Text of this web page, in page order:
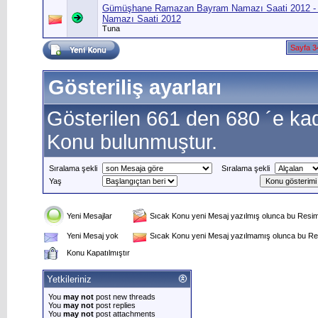
Gümüşhane Ramazan Bayram Namazı Saati 2012
Namazı Saati 2012
Tuna
Sayfa
Gösteriliş ayarları
Gösterilen 661 den 680 ´e
Konu bulunmuştur.
Sıralama şekli
Sıralama şekli
Yaş
Yeni Mesajlar Sıcak Konu yeni Mesaj yazılmış olunca bu
Yeni Mesaj yok
Sıcak Konu yeni Mesaj yazılmamış olunca bu
Konu Kapatılmıştır
Yetkileriniz
You may not post new threads
You may not post replies
You may not post attachments